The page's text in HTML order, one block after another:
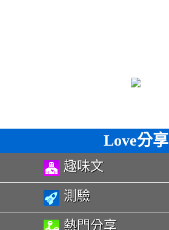
Love分享
趣味文
測驗
熱門分享